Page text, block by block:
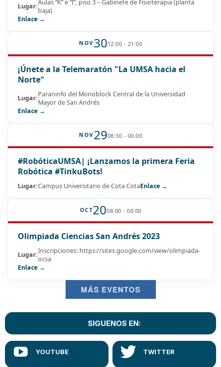
Lugar:Aulas “K” e “I”, piso 3 – Gabinete de Fisioterapia (planta
baja)
Enlace →
NOV 3012:00 - 21:00
¡Únete a la Telemaratón "La UMSA hacia el
Norte"
Lugar:Paraninfo del Monoblock Central de la Universidad
Mayor de San Andrés
Enlace →
NOV 2908:30 - 00:00
#RobóticaUMSA| ¡Lanzamos la primera Feria
Robótica #TinkuBots!
Lugar:Campus Universitario de Cota CotaEnlace →
OCT2008:00 - 00:00
Olimpiada Ciencias San Andrés 2023
Lugar:Inscripciones: https://sites.google.com/view/olimpiada-
ocsa
Enlace →
MÁS EVENTOS
SIGUENOS EN: